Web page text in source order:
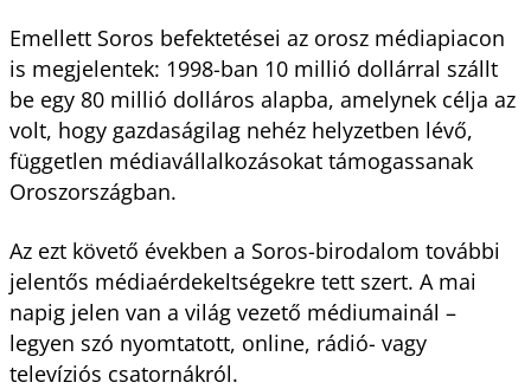
Emellett Soros befektetései az orosz médiapiacon
is megjelentek: 1998-ban 10 millió dollárral szállt
be egy 80 millió dolláros alapba, amelynek célja az
volt, hogy gazdaságilag nehéz helyzetben lévő,
független médiavállalkozásokat támogassanak
Oroszországban.
Az ezt követő években a Soros-birodalom további
jelentős médiaérdekeltségekre tett szert. A mai
napig jelen van a világ vezető médiumainál –
legyen szó nyomtatott, online, rádió- vagy
televíziós csatornákról.